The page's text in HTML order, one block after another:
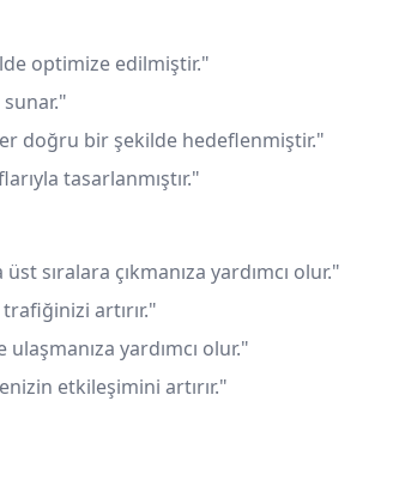
optimize edilmiştir."
doğru bir şekilde hedeflenmiştir."
tasarlanmıştır."
sıralara çıkmanıza yardımcı olur."
artırır."
yardımcı olur."
etkileşimini artırır."